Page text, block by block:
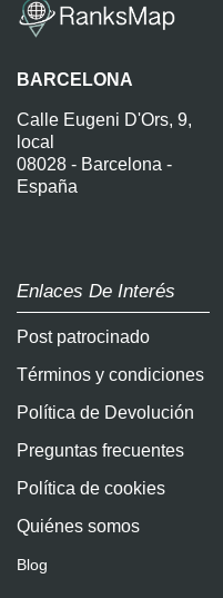
BARCELONA
Calle Eugeni D'Ors, 9,
local
08028 - Barcelona -
España
Enlaces De Interés
Post patrocinado
Términos y condiciones
Política de Devolución
Preguntas frecuentes
Política de cookies
Quiénes somos
Blog